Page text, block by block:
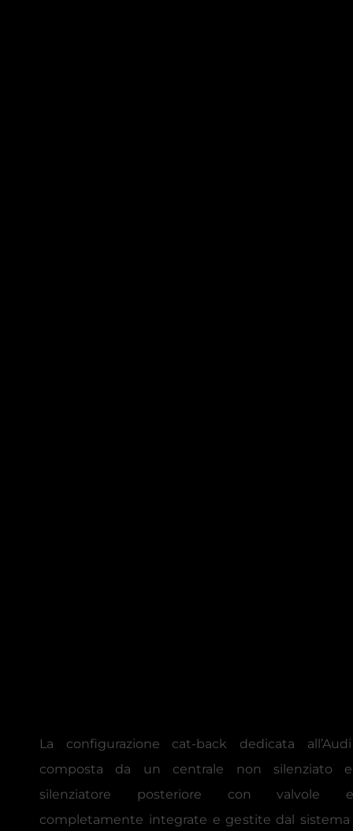
La configurazione cat-back dedicata
composta da un centrale non silenziato
silenziatore posteriore con valvole
completamente integrate e gestite dal sistema